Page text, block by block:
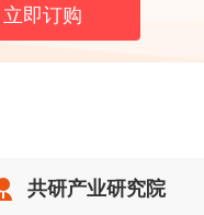
立即订购
共研产业研究院